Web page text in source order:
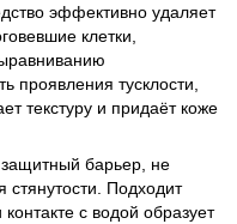
эффективно удаляет
клетки,
проявления тусклости,
текстуру и придаёт коже
барьер, не
Подходит
с водой образует